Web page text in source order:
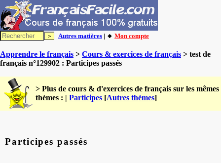
Autres matières | 🔸 Mon compte
Apprendre le français > Cours & exercices de français > test de
français n°129902 : Participes passés
> Plus de cours & d'exercices de français sur les mêmes
thèmes : | Participes [Autres thèmes]
Participes passés